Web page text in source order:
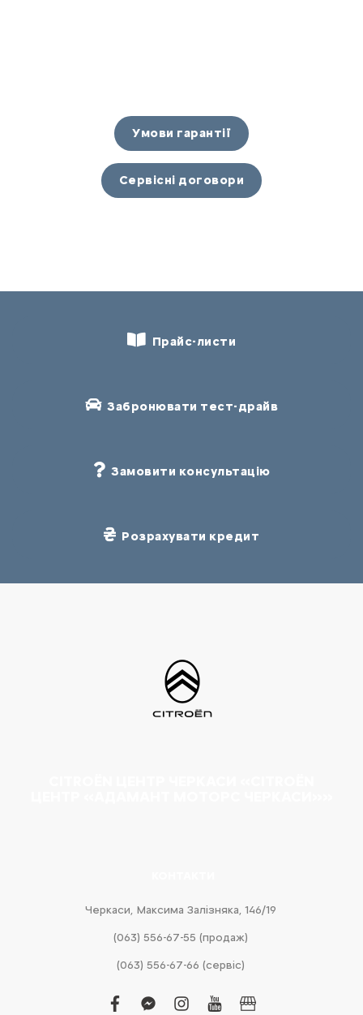
Умови гарантії
Сервісні договори
Прайс-листи
Забронювати тест-драйв
Замовити консультацію
Розрахувати кредит
Черкаси, Максима Залізняка, 146/19
(063) 556-67-55 (продаж)
(063) 556-67-66 (сервіс)
facebook
facebook-
instagram
youtubebusiness